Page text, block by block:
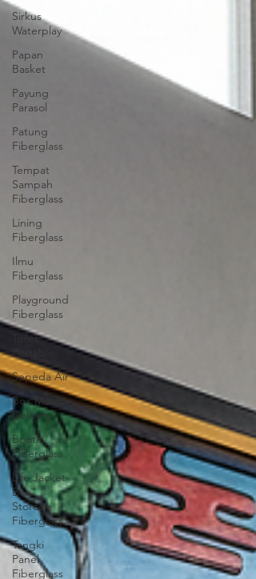
Sirkus
Waterplay
Papan
Basket
Payung
Parasol
Patung
Fiberglass
Tempat
Sampah
Fiberglass
Lining
Fiberglass
Ilmu
Fiberglass
Playground
Fiberglass
Toilet
Portable
Sepeda Air
Box Motor
Delivery
Booth
Fiberglass
Life Jacket
Box
Storage
Fiberglass
Tangki
Panel
Fiberglass